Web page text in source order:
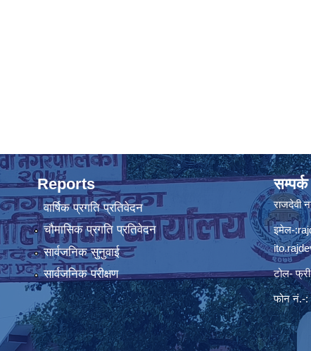
Reports
वार्षिक प्रगति प्रतिवेदन
चौमासिक प्रगति प्रतिवेदन
सार्वजनिक सुनुवाई
सार्वजनिक परीक्षण
राजदेवी
इमेल-:
टोल-
फोन नं.-: